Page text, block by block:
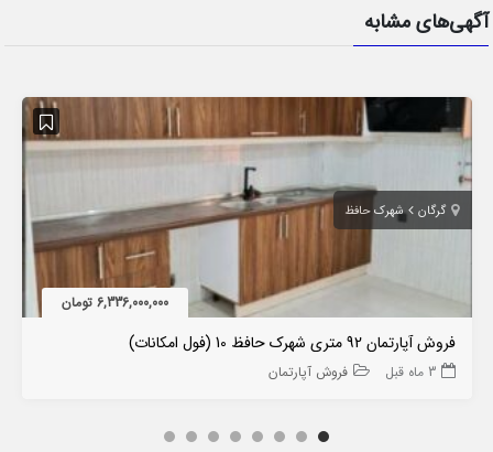
آگهی‌های مشابه
گرگان شهرک حافظ
6,336,000,000 تومان
فروش آپارتمان 92 متری شهرک حافظ 10 (فول امکانات)
3 ماه قبل فروش آپارتمان